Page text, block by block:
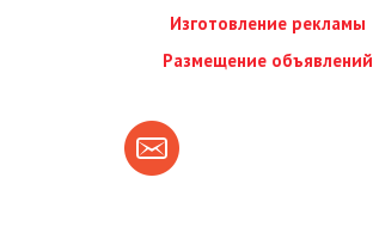
Изготовление рекламы
Размещение объявлений